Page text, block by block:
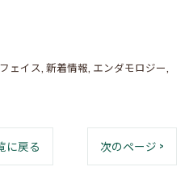
ェイス 新着情報 エンダモロジー
に戻る 次のページ >